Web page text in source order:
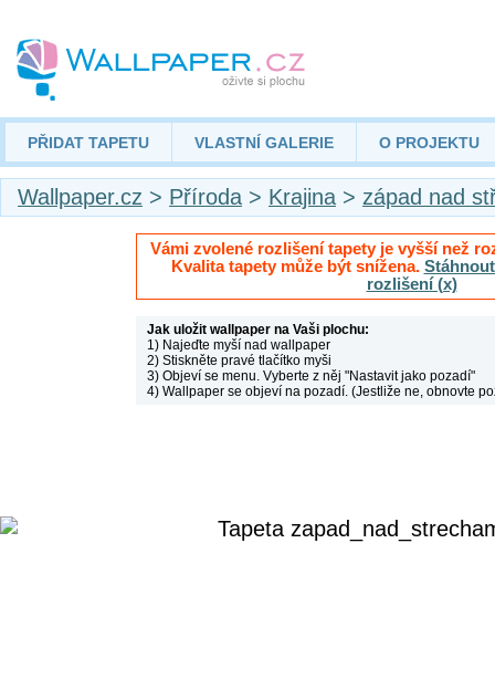
PŘIDAT TAPETU VLASTNÍ GALERIE O PROJEKTU
Wallpaper.cz > Příroda > Krajina > západ nad
Vámi zvolené rozlišení tapety je vyšší než
Kvalita tapety může být snížena.
rozlišení (x)
Jak uložit wallpaper na Vaši plochu:
1) Najeďte myší nad wallpaper
2) Stiskněte pravé tlačítko myši
3) Objeví se menu. Vyberte z něj "Nastavit jako pozadí"
4) Wallpaper se objeví na pozadí. (Jestliže ne, obnovte